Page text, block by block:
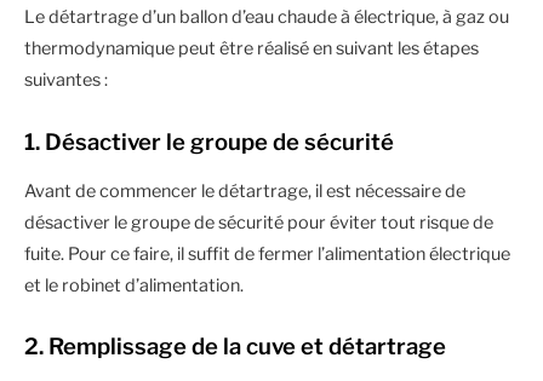
Le détartrage d’un ballon d’eau chaude à électrique, à gaz ou
thermodynamique peut être réalisé en suivant les étapes
suivantes :
1. Désactiver le groupe de sécurité
Avant de commencer le détartrage, il est nécessaire de
désactiver le groupe de sécurité pour éviter tout risque de
fuite. Pour ce faire, il suffit de fermer l’alimentation électrique
et le robinet d’alimentation.
2. Remplissage de la cuve et détartrage